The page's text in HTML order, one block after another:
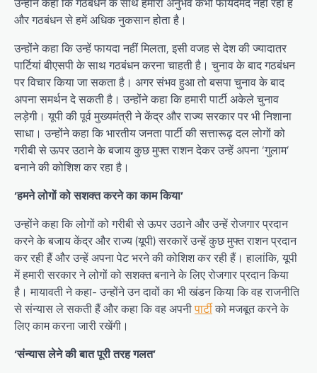
और गठबंधन से हमें अधिक नुकसान होता है।
उन्होंने कहा कि उन्हें फायदा नहीं मिलता, इसी वजह से देश की ज्यादातर
पार्टियां बीएसपी के साथ गठबंधन करना चाहती है। चुनाव के बाद गठबंधन
पर विचार किया जा सकता है। अगर संभव हुआ तो बसपा चुनाव के बाद
अपना समर्थन दे सकती है। उन्होंने कहा कि हमारी पार्टी अकेले चुनाव
लड़ेगी। यूपी की पूर्व मुख्यमंत्री ने केंद्र और राज्य सरकार पर भी निशाना
साधा। उन्होंने कहा कि भारतीय जनता पार्टी की सत्तारूढ़ दल लोगों को
गरीबी से ऊपर उठाने के बजाय कुछ मुफ्त राशन देकर उन्हें अपना ‘गुलाम’
बनाने की कोशिश कर रहा है।
‘हमने लोगों को सशक्त करने का काम किया’
उन्होंने कहा कि लोगों को गरीबी से ऊपर उठाने और उन्हें रोजगार प्रदान
करने के बजाय केंद्र और राज्य (यूपी) सरकारें उन्हें कुछ मुफ्त राशन प्रदान
कर रही हैं और उन्हें अपना पेट भरने की कोशिश कर रही हैं। हालांकि, यूपी
में हमारी सरकार ने लोगों को सशक्त बनाने के लिए रोजगार प्रदान किया
है। मायावती ने कहा- उन्होंने उन दावों का भी खंडन किया कि वह राजनीति
से संन्यास ले सकती हैं और कहा कि वह अपनीपार्टीको मजबूत करने के
लिए काम करना जारी रखेंगी।
‘संन्यास लेने की बात पूरी तरह गलत’